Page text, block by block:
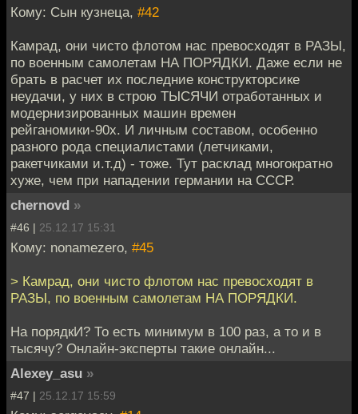
Кому: Сын кузнеца, #42
Камрад, они чисто флотом нас превосходят в РАЗЫ,
по военным самолетам НА ПОРЯДКИ. Даже если не
брать в расчет их последние конструкторсике
неудачи, у них в строю ТЫСЯЧИ отработанных и
модернизированных машин времен
рейганомики-90х. И личным составом, особенно
разного рода специалистами (летчиками,
ракетчиками и.т.д) - тоже. Тут расклад многократно
хуже, чем при нападении германии на СССР.
chernovd »
#46 | 25.12.17 15:31
Кому: nonamezero, #45
> Камрад, они чисто флотом нас превосходят в
РАЗЫ, по военным самолетам НА ПОРЯДКИ.
На порядкИ? То есть минимум в 100 раз, а то и в
тысячу? Онлайн-эксперты такие онлайн...
Alexey_asu »
#47 | 25.12.17 15:59